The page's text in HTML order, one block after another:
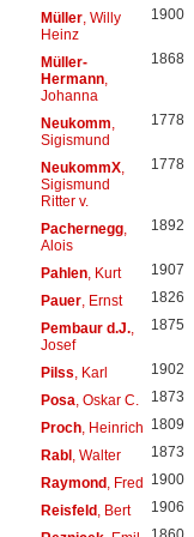
Müller, Willy
Heinz
1900
Müller-
Hermann,
Johanna
1868
Neukomm
Sigismund
1778
NeukommX,
Sigismund
Ritter v.
1778
Pachernegg,
Alois
1892
Pahlen, Kurt 1907
Pauer, Ernst 1826
Pembaur d.J.,
Josef
1875
Pilss , Karl 1902
Posa , Oskar C. 1873
Proch, Heinrich 1809
Rabl, Walter 1873
Raymond, Fred 1900
Reisfeld, Bert 1906